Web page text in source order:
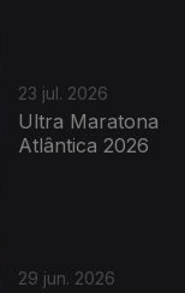
23 jul. 2026
Ultra Maratona
Atlântica 2026
29 jun. 2026